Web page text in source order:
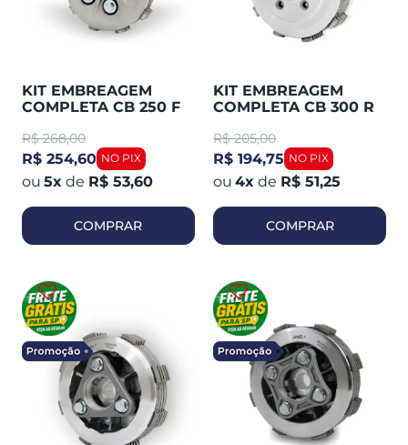
KIT EMBREAGEM
COMPLETA CB 250 F
(MAGNETRON)
90295390
R$ 268,00
R$ 254,60
5x de R$ 53,60
COMPRAR
KIT EMBREAGEM
COMPLETA CB 300 R
90295050
R$ 205,00
R$ 194,75
4x de R$ 51,25
COMPRAR